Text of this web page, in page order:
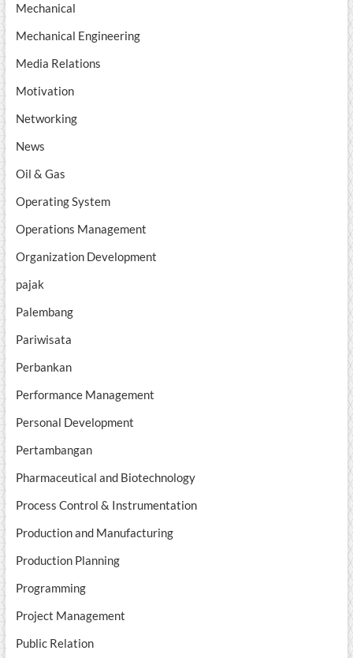
Mechanical
Mechanical Engineering
Media Relations
Motivation
Networking
News
Oil & Gas
Operating System
Operations Management
Organization Development
pajak
Palembang
Pariwisata
Perbankan
Performance Management
Personal Development
Pertambangan
Pharmaceutical and Biotechnology
Process Control & Instrumentation
Production and Manufacturing
Production Planning
Programming
Project Management
Public Relation